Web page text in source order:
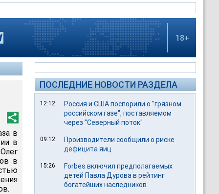
18+
в
в
в
ПОСЛЕДНИЕ НОВОСТИ РАЗДЕЛА
12:12
Россия и США поспорили о "грязном
российском газе", поставляемом
через "Северный поток"
09:12
Производители сообщили о риске
дефицита яиц
15:26
Forbes включил предполагаемых
детей Павла Дурова в рейтинг
богатейших наследников